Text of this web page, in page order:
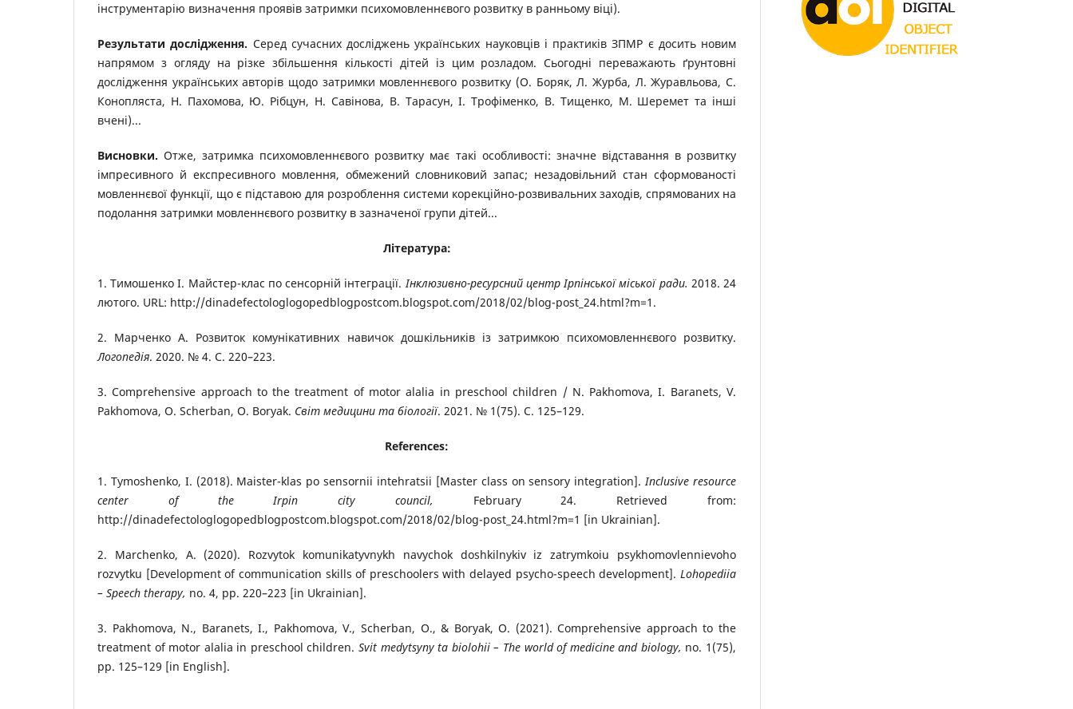
інструментарію визначення проявів затримки психомовленнєвого розвитку в ранньому віці).
Результати дослідження. Серед сучасних досліджень українських науковців і практиків ЗПМР є досить новим
напрямом з огляду на різке збільшення кількості дітей із цим розладом. Сьогодні переважають ґрунтовні
дослідження українських авторів щодо затримки мовленнєвого розвитку (О. Боряк, Л. Журба, Л. Журавльова, С.
Конопляста, Н. Пахомова, Ю. Рібцун, Н. Савінова, В. Тарасун, І. Трофіменко, В. Тищенко, М. Шеремет та інші
вчені)...
Висновки. Отже, затримка психомовленнєвого розвитку має такі особливості: значне відставання в розвитку
імпресивного й експресивного мовлення, обмежений словниковий запас; незадовільний стан сформованості
мовленнєвої функції, що є підставою для розроблення системи корекційно-розвивальних заходів, спрямованих на
подолання затримки мовленнєвого розвитку в зазначеної групи дітей...
Література:
1. Тимошенко І. Майстер-клас по сенсорній інтеграції.Інклюзивно-ресурсний центр Ірпінської міської ради. 2018. 24
лютого. URL: http://dinadefectologlogopedblogpostcom.blogspot.com/2018/02/blog-post_24.html?m=1.
2. Марченко А. Розвиток комунікативних навичок дошкільників із затримкою психомовленнєвого розвитку.
Логопедія. 2020. № 4. С. 220–223.
3. Comprehensive approach to the treatment of motor alalia in preschool children / N. Pakhomova, I. Baranets, V.
Pakhomova, O. Scherban, O. Boryak. Світ медицини та біології. 2021. № 1(75). С. 125–129.
References:
1. Tymoshenko, I. (2018). Maister-klas po sensornii intehratsii [Master class on sensory integration].Inclusive resource
center of the Irpin city council, February 24. Retrieved from:
http://dinadefectologlogopedblogpostcom.blogspot.com/2018/02/blog-post_24.html?m=1 [in Ukrainian].
2. Marchenko, A. (2020). Rozvytok komunikatyvnykh navychok doshkilnykiv iz zatrymkoiu psykhomovlennievoho
rozvytku [Development of communication skills of preschoolers with delayed psycho-speech development]. Lohopediia
– Speech therapy, no. 4, pp. 220–223 [in Ukrainian].
3. Pakhomova, N., Baranets, I., Pakhomova, V., Scherban, O., & Boryak, O. (2021). Comprehensive approach to the
treatment of motor alalia in preschool children.Svit medytsyny ta biolohii – The world of medicine and biology, no. 1(75),
pp. 125–129 [in English].